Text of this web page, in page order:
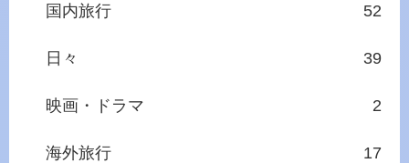
国内旅行 52
日々 39
映画・ドラマ 2
海外旅行 17